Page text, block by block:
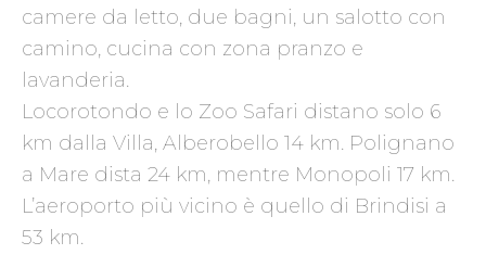
camere da letto, due bagni, un salotto con
camino, cucina con zona pranzo e
lavanderia.
Locorotondo e lo Zoo Safari distano solo 6
km dalla Villa, Alberobello 14 km. Polignano
a Mare dista 24 km, mentre Monopoli 17 km.
L’aeroporto più vicino è quello di Brindisi a
53 km.